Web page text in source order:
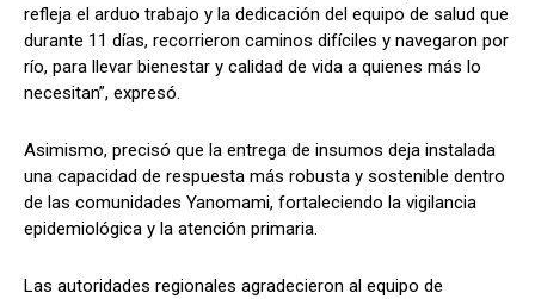
refleja el arduo trabajo y la dedicación del equipo de salud que
durante 11 días, recorrieron caminos difíciles y navegaron por
río, para llevar bienestar y calidad de vida a quienes más lo
necesitan”, expresó.
Asimismo, precisó que la entrega de insumos deja instalada
una capacidad de respuesta más robusta y sostenible dentro
de las comunidades Yanomami, fortaleciendo la vigilancia
epidemiológica y la atención primaria.
Las autoridades regionales agradecieron al equipo de